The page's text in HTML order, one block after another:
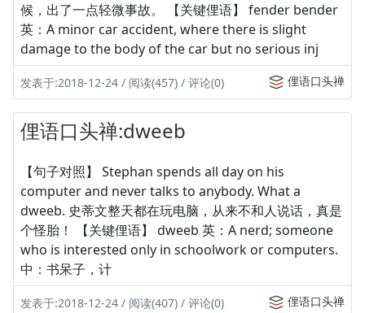
候，出了一点轻微事故。 【关键俚语】 fender bender
英：A minor car accident, where there is slight
damage to the body of the car but no serious inj
发表于:2018-12-24 / 阅读(457) / 评论(0) 俚语口头禅
俚语口头禅:dweeb
【句子对照】 Stephan spends all day on his
computer and never talks to anybody. What a
dweeb. 史蒂文整天都在玩电脑，从来不和人说话，真是
个怪胎！ 【关键俚语】 dweeb 英：A nerd; someone
who is interested only in schoolwork or computers.
中：书呆子，计
发表于:2018-12-24 / 阅读(407) / 评论(0) 俚语口头禅